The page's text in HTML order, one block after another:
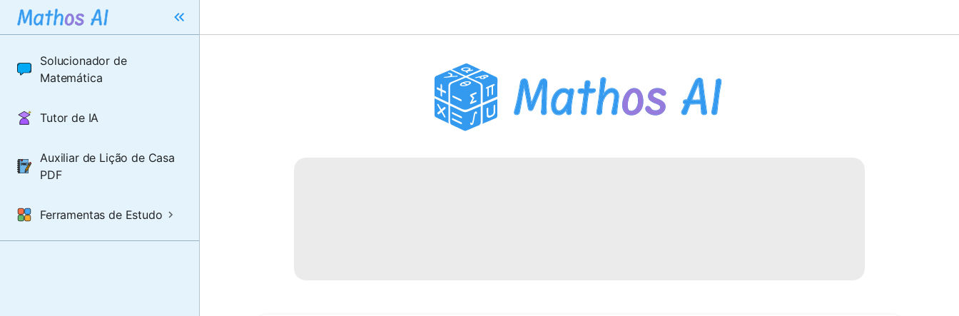
Solucionador de
Matemática
Tutor de IA
Auxiliar de Lição de Casa
PDF
Ferramentas de Estudo